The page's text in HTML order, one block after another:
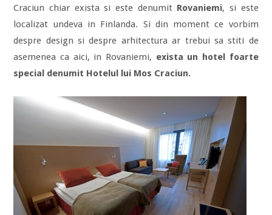
Craciun chiar exista si este denumit Rovaniemi, si este
localizat undeva in Finlanda. Si din moment ce vorbim
despre design si despre arhitectura ar trebui sa stiti de
asemenea ca aici, in Rovaniemi, exista un hotel foarte
special denumit Hotelul lui Mos Craciun.